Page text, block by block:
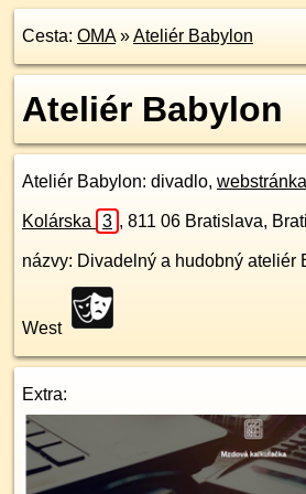
Cesta: OMA»Ateliér Babylon
Ateliér Babylon
Ateliér Babylon: divadlo, webstránka
Kolárska 3 , 811 06 Bratislava,
názvy: Divadelný a hudobný ateliér
West
Extra: